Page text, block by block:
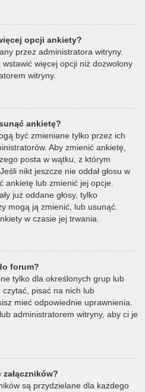
opcji ankiety?
przez administratora witryny.
więcej opcji niż dozwolony
witryny.
ankietę?
być zmieniane tylko przez ich
Aby zmienić ankietę,
posta w wątku, z którym
nikt jeszcze nie oddał głosu w
ankietę lub zmienić jej opcje.
już oddane głosy, tylko
mogą ją zmienić, lub usunąć.
w czasie jej trwania.
forum?
tylko dla określonych grup lub
czytać, pisać na nich lub
mieć odpowiednie uprawnienia.
administratorem witryny, aby ci je
są przydzielane dla każdego